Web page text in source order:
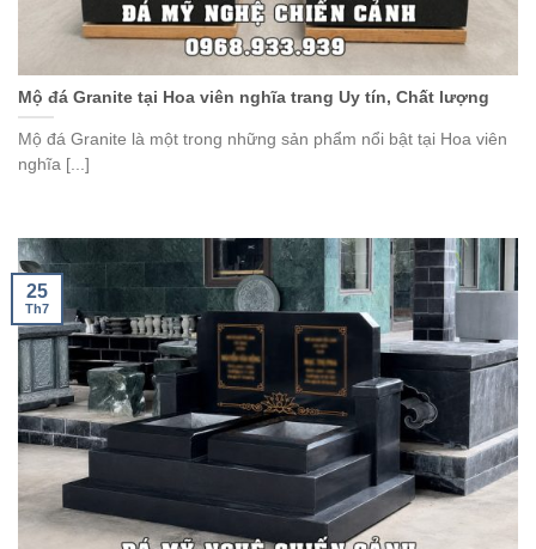
Mộ đá Granite tại Hoa viên nghĩa trang Uy tín, Chất lượng
Mộ đá Granite là một trong những sản phẩm nổi bật tại Hoa viên
nghĩa [...]
25
Th7